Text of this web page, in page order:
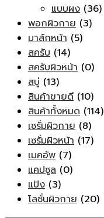
แบบผง (36)
พอกผิวกาย (3)
มาส์กหน้า (5)
สครับ (14)
สครับผิวหน้า (0)
สบู่ (13)
สินค้าขายดี (10)
สินค้าทั้งหมด (114)
เซรั่มผิวกาย (8)
เซรั่มผิวหน้า (17)
เมคอัพ (7)
แคปซูล (0)
แป้ง (3)
โลชั่นผิวกาย (20)